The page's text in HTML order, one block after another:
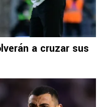
a cruzar sus